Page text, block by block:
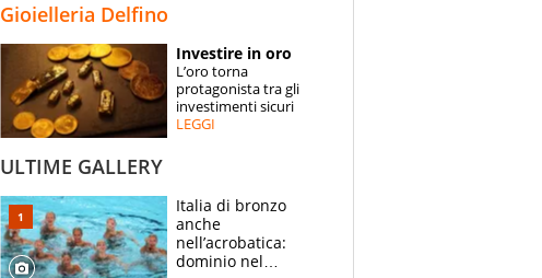
SPECIALI
ESPERTI
Gioielleria Delfino
Investire in oro
L’oro torna
protagonista tra gli
investimenti sicuri
LEGGI
ULTIME GALLERY
Italia di bronzo
anche
nell’acrobatica:
dominio nel